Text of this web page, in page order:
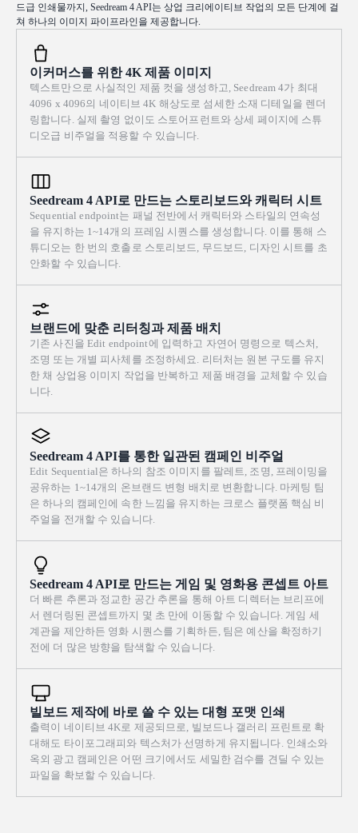
에서 선명하고 짧은 그림자를 드리운다. 구성은 채색된 세라믹 풀
장 가장자리 타일과 그려진 레인 라인을 강한 대각선 리딩 라인으
로 활용해 화면을 가로지르게 하며, 넓고 차분한 열린 수면을 숨 쉴
수 있는 네거티브 스페이스로 둔다. 보색의 충돌: 청록색 블루와 따
뜻한 오커 및 코럴 오렌지의 대비, 데크 파라솔과 수건은 강렬한 포
인트가 된다. 눈에 보이는 팔레트 나이프 질감, 버터처럼 두껍게 쌓
인 붓질, 빛을 받는 두꺼운 impasto 능선이 이미지의 핵심이다. 느
슨하고 제스처가 살아 있으며 alla prima 방식으로, Sorolla와
링은 없다. 전체 프레임을 채우는 넓은 가로형 landscape
composition, wide 16:9 aspect ratio, full-bleed.
드급 인쇄물까지, Seedream 4 API는 상업 크리에이티브 작업의 모든 단계에 걸
쳐 하나의 이미지 파이프라인을 제공합니다.
이커머스를 위한 4K 제품 이미지
텍스트만으로 사실적인 제품 컷을 생성하고, Seedream 4가 최대
4096 x 4096의 네이티브 4K 해상도로 섬세한 소재 디테일을 렌더
링합니다. 실제 촬영 없이도 스토어프런트와 상세 페이지에 스튜
디오급 비주얼을 적용할 수 있습니다.
Seedream 4 API로 만드는 스토리보드와 캐릭터 시트
Sequential endpoint는 패널 전반에서 캐릭터와 스타일의 연속성
을 유지하는 1~14개의 프레임 시퀀스를 생성합니다. 이를 통해 스
튜디오는 한 번의 호출로 스토리보드, 무드보드, 디자인 시트를 초
안화할 수 있습니다.
브랜드에 맞춘 리터칭과 제품 배치
기존 사진을 Edit endpoint에 입력하고 자연어 명령으로 텍스처,
조명 또는 개별 피사체를 조정하세요. 리터처는 원본 구도를 유지
한 채 상업용 이미지 작업을 반복하고 제품 배경을 교체할 수 있습
니다.
Seedream 4 API를 통한 일관된 캠페인 비주얼
Edit Sequential은 하나의 참조 이미지를 팔레트, 조명, 프레이밍을
공유하는 1~14개의 온브랜드 변형 배치로 변환합니다. 마케팅 팀
은 하나의 캠페인에 속한 느낌을 유지하는 크로스 플랫폼 핵심 비
주얼을 전개할 수 있습니다.
Seedream 4 API로 만드는 게임 및 영화용 콘셉트 아트
더 빠른 추론과 정교한 공간 추론을 통해 아트 디렉터는 브리프에
서 렌더링된 콘셉트까지 몇 초 만에 이동할 수 있습니다. 게임 세
계관을 제안하든 영화 시퀀스를 기획하든, 팀은 예산을 확정하기
전에 더 많은 방향을 탐색할 수 있습니다.
빌보드 제작에 바로 쓸 수 있는 대형 포맷 인쇄
출력이 네이티브 4K로 제공되므로, 빌보드나 갤러리 프린트로 확
대해도 타이포그래피와 텍스처가 선명하게 유지됩니다. 인쇄소와
옥외 광고 캠페인은 어떤 크기에서도 세밀한 검수를 견딜 수 있는
파일을 확보할 수 있습니다.